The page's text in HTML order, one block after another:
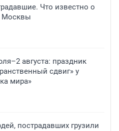
Что известно о
Москвы
августа: праздник
сдвиг» у
мира»
пострадавших грузили